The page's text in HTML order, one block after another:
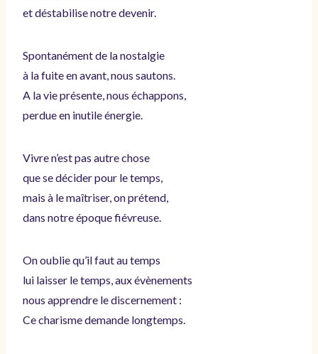
et déstabilise notre devenir.
Spontanément de la nostalgie
à la fuite en avant, nous sautons.
A la vie présente, nous échappons,
perdue en inutile énergie.
Vivre n’est pas autre chose
que se décider pour le temps,
mais à le maîtriser, on prétend,
dans notre époque fiévreuse.
On oublie qu’il faut au temps
lui laisser le temps, aux évènements
nous apprendre le discernement :
Ce charisme demande longtemps.